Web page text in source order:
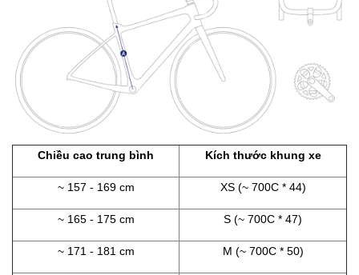
Chiều cao trung bình Kích thước khung xe
~ 157 - 169 cm XS (~ 700C * 44)
~ 165 - 175 cm S (~ 700C * 47)
~ 171 - 181 cm M (~ 700C * 50)